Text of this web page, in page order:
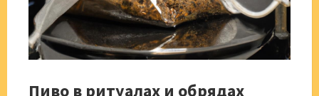
Пиво в ритуалах и обрядах